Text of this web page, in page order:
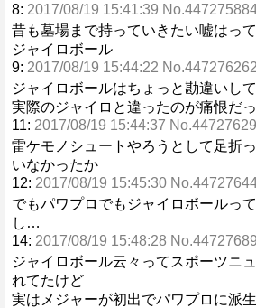
8: 2017/08/19 15:41:39
昔も墓場まで持っていきたい嘘はっ
ジャイロボール
9: 2017/08/19 15:44:22 No.447276262
ジャイロボールはちょっと勘違いし
実際のジャイロと違ったのが痛恨だ
11: 2017/08/19 15:44:37
雷ケモノシュートやろうとして足折
いなかったか
12: 2017/08/19 15:45:30
でもパワプロでもジャイロボールっ
し…
14: 2017/08/19 15:48:28
ジャイロボール云々ってスポーツニ
れてたけど
実はメジャーが初出でパワプロに派